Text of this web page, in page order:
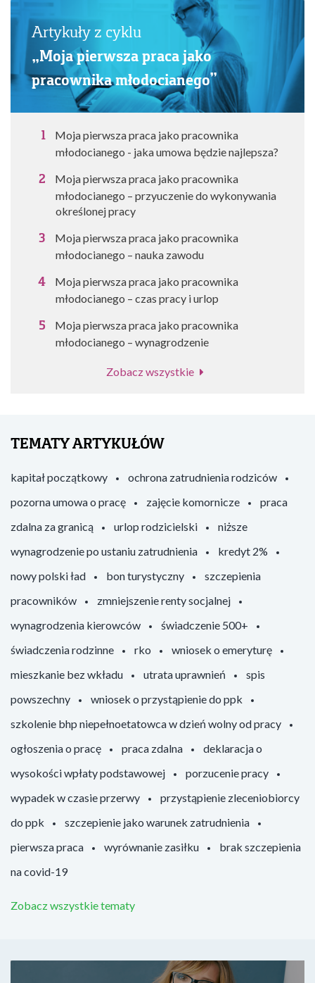
Artykuły z cyklu
„Moja pierwsza praca jako
pracownika młodocianego”
Moja pierwsza praca jako pracownika
młodocianego - jaka umowa będzie najlepsza?
Moja pierwsza praca jako pracownika
młodocianego – przyuczenie do wykonywania
określonej pracy
Moja pierwsza praca jako pracownika
młodocianego – nauka zawodu
Moja pierwsza praca jako pracownika
młodocianego – czas pracy i urlop
Moja pierwsza praca jako pracownika
młodocianego – wynagrodzenie
Zobacz wszystkie
TEMATY ARTYKUŁÓW
kapitał początkowy
ochrona zatrudnienia rodziców
pozorna umowa o pracę
zajęcie komornicze
praca
zdalna za granicą
urlop rodzicielski
niższe
wynagrodzenie po ustaniu zatrudnienia
kredyt 2%
nowy polski ład
bon turystyczny
szczepienia
pracowników
zmniejszenie renty socjalnej
wynagrodzenia kierowców
świadczenie 500+
świadczenia rodzinne
rko
wniosek o emeryturę
mieszkanie bez wkładu
utrata uprawnień
spis
powszechny
wniosek o przystąpienie do ppk
szkolenie bhp niepełnoetatowca w dzień wolny od pracy
ogłoszenia o pracę
praca zdalna
deklaracja o
wysokości wpłaty podstawowej
porzucenie pracy
wypadek w czasie przerwy
przystąpienie zleceniobiorcy
do ppk
szczepienie jako warunek zatrudnienia
pierwsza praca
wyrównanie zasiłku
brak szczepienia
na covid-19
Zobacz wszystkie tematy